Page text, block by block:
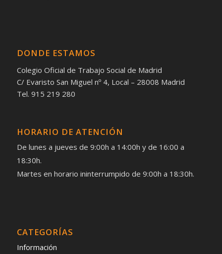
DONDE ESTAMOS
Colegio Oficial de Trabajo Social de Madrid
C/ Evaristo San Miguel nº 4, Local – 28008 Madrid
Tel. 915 219 280
HORARIO DE ATENCIÓN
De lunes a jueves de 9:00h a 14:00h y de 16:00 a
18:30h.
Martes en horario ininterrumpido de 9:00h a 18:30h.
CATEGORÍAS
Información